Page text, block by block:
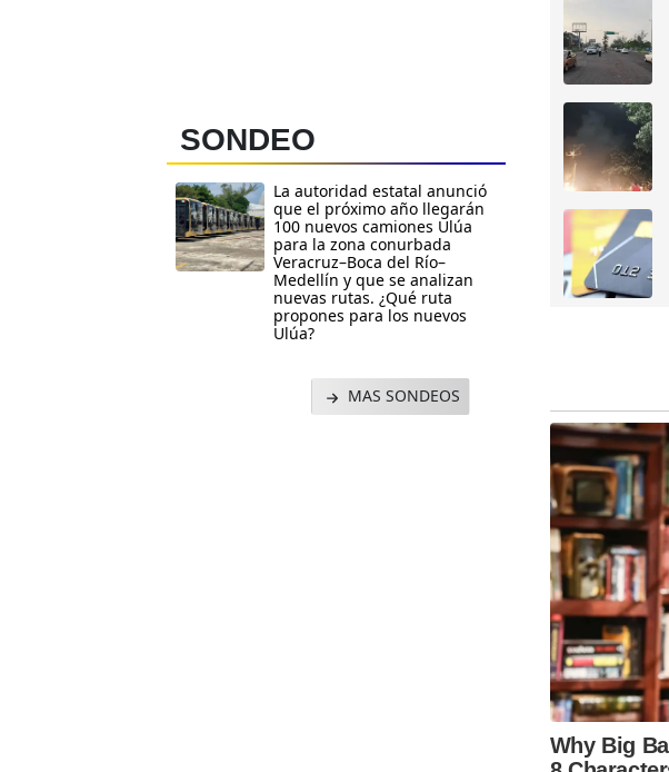
SONDEO
La autoridad estatal anunció
que el próximo año llegarán
100 nuevos camiones Ulúa
para la zona conurbada
Veracruz–Boca del Río–
Medellín y que se analizan
nuevas rutas. ¿Qué ruta
propones para los nuevos
Ulúa?
MAS SONDEOS